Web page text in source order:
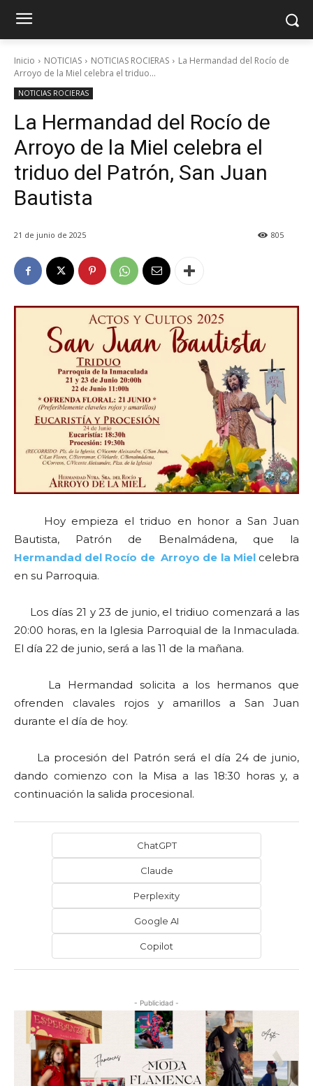
Inicio NOTICIAS NOTICIAS ROCIERAS
La Hermandad del Rocío de
Arroyo de la Miel celebra el triduo...
NOTICIAS ROCIERAS
La Hermandad del Rocío de
Arroyo de la Miel celebra el
triduo del Patrón, San Juan
Bautista
21 de junio de 2025 805
Hoy empieza el triduo en honor a San Juan
Bautista, Patrón de Benalmádena, que la
Hermandad del Rocío de Arroyo de la Mielcelebra
en su Parroquia.
Los días 21 y 23 de junio, el tridiuo comenzará a las
20:00 horas, en la Iglesia Parroquial de la Inmaculada.
El día 22 de junio, será a las 11 de la mañana.
La Hermandad solicita a los hermanos que
ofrenden clavales rojos y amarillos a San Juan
durante el día de hoy.
La procesión del Patrón será el día 24 de junio,
dando comienzo con la Misa a las 18:30 horas y, a
continuación la salida procesional.
ChatGPT
Claude
Perplexity
Google AI
Copilot
- Publicidad -